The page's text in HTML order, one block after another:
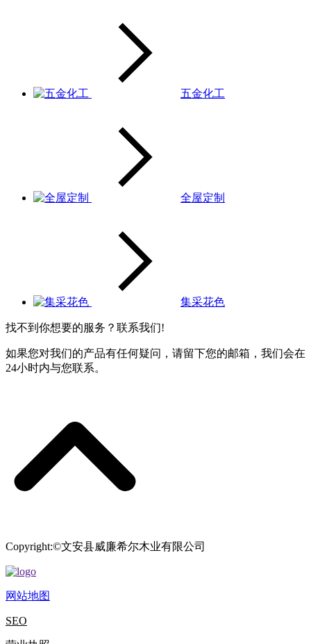
五金化工
全屋定制
集采花色
找不到你想要的服务？联系我们!
如果您对我们的产品有任何疑问，请留下您的邮箱，我们会在
24小时内与您联系。
Copyright:©文安县威廉希尔木业有限公司
网站地图
SEO